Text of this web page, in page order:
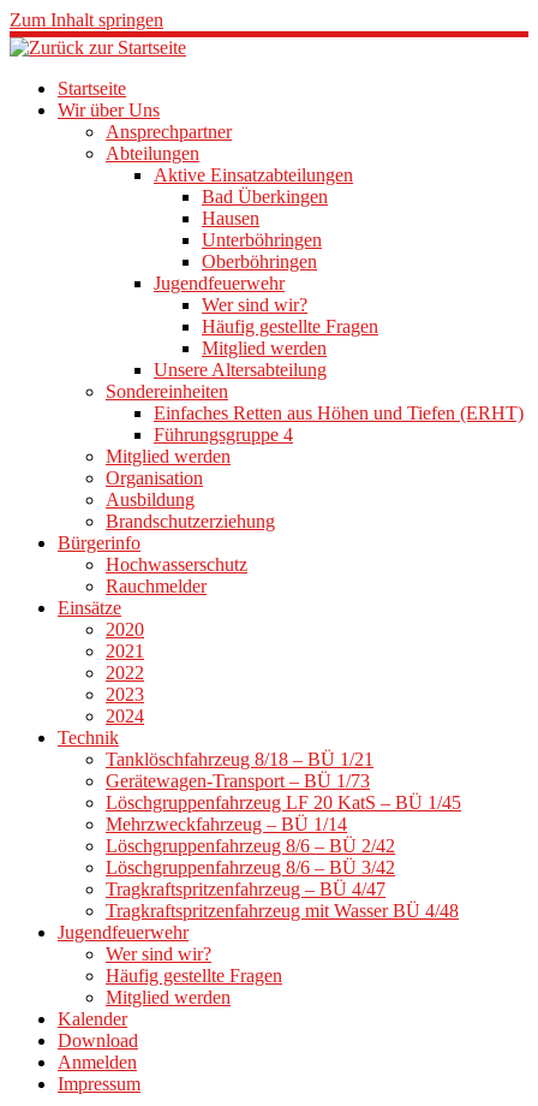
Zum Inhalt springen
Startseite
Wir über Uns
Ansprechpartner
Abteilungen
Aktive Einsatzabteilungen
Bad Überkingen
Hausen
Unterböhringen
Oberböhringen
Jugendfeuerwehr
Wer sind wir?
Häufig gestellte Fragen
Mitglied werden
Unsere Altersabteilung
Sondereinheiten
Einfaches Retten aus Höhen und Tiefen (ERHT)
Führungsgruppe 4
Mitglied werden
Organisation
Ausbildung
Brandschutzerziehung
Bürgerinfo
Hochwasserschutz
Rauchmelder
Einsätze
2020
2021
2022
2023
2024
Technik
Tanklöschfahrzeug 8/18 – BÜ 1/21
Gerätewagen-Transport – BÜ 1/73
Löschgruppenfahrzeug LF 20 KatS – BÜ 1/45
Mehrzweckfahrzeug – BÜ 1/14
Löschgruppenfahrzeug 8/6 – BÜ 2/42
Löschgruppenfahrzeug 8/6 – BÜ 3/42
Tragkraftspritzenfahrzeug – BÜ 4/47
Tragkraftspritzenfahrzeug mit Wasser BÜ 4/48
Jugendfeuerwehr
Wer sind wir?
Häufig gestellte Fragen
Mitglied werden
Kalender
Download
Anmelden
Impressum